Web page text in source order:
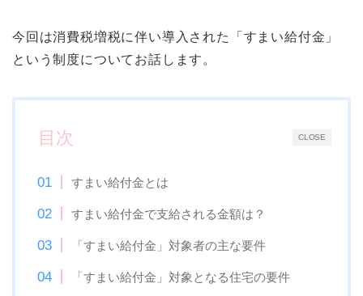
今回は消費税増税に伴い導入された「すまい給付金」
という制度についてお話します。
CLOSE
目次
すまい給付金とは
すまい給付金で支給される金額は？
「すまい給付金」対象者の主な要件
「すまい給付金」対象となる住宅の要件